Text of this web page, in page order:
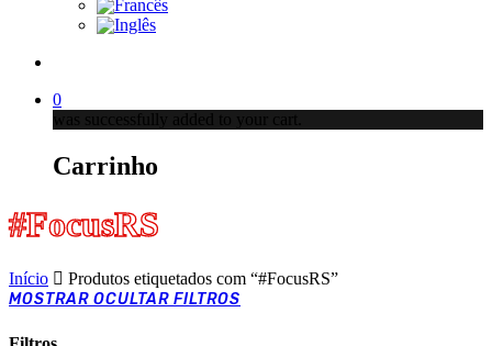
0
was successfully added to your cart.
Carrinho
#FocusRS
Início
Produtos etiquetados com “#FocusRS”
MOSTRAR OCULTAR FILTROS